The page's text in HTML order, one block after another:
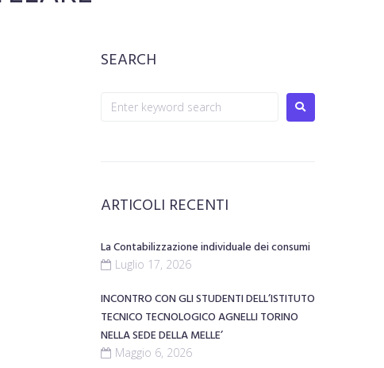
SEARCH
ARTICOLI RECENTI
La Contabilizzazione individuale dei consumi
Luglio 17, 2026
INCONTRO CON GLI STUDENTI DELL’ISTITUTO
TECNICO TECNOLOGICO AGNELLI TORINO
NELLA SEDE DELLA MELLE’
Maggio 6, 2026